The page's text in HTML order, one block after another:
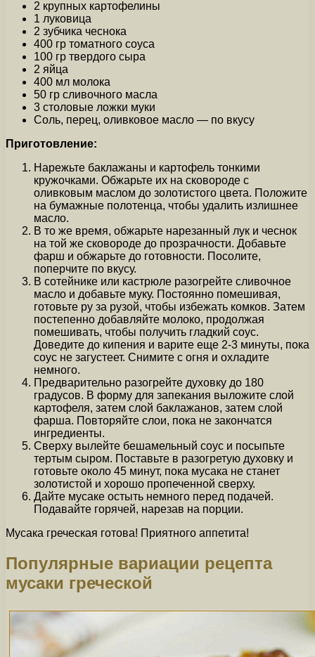
2 крупных картофелины
1 луковица
2 зубчика чеснока
400 гр томатного соуса
100 гр твердого сыра
2 яйца
400 мл молока
50 гр сливочного масла
3 столовые ложки муки
Соль, перец, оливковое масло — по вкусу
Приготовление:
Нарежьте баклажаны и картофель тонкими
кружочками. Обжарьте их на сковороде с
оливковым маслом до золотистого цвета. Положите
на бумажные полотенца, чтобы удалить излишнее
масло.
В то же время, обжарьте нарезанный лук и чеснок
на той же сковороде до прозрачности. Добавьте
фарш и обжарьте до готовности. Посолите,
поперчите по вкусу.
В сотейнике или кастрюле разогрейте сливочное
масло и добавьте муку. Постоянно помешивая,
готовьте ру за рузой, чтобы избежать комков. Затем
постепенно добавляйте молоко, продолжая
помешивать, чтобы получить гладкий соус.
Доведите до кипения и варите еще 2-3 минуты, пока
соус не загустеет. Снимите с огня и охладите
немного.
Предварительно разогрейте духовку до 180
градусов. В форму для запекания выложите слой
картофеля, затем слой баклажанов, затем слой
фарша. Повторяйте слои, пока не закончатся
ингредиенты.
Сверху вылейте бешамельный соус и посыпьте
тертым сыром. Поставьте в разогретую духовку и
готовьте около 45 минут, пока мусака не станет
золотистой и хорошо пропеченной сверху.
Дайте мусаке остыть немного перед подачей.
Подавайте горячей, нарезав на порции.
Мусака греческая готова! Приятного аппетита!
Популярные вариации рецепта
мусаки греческой